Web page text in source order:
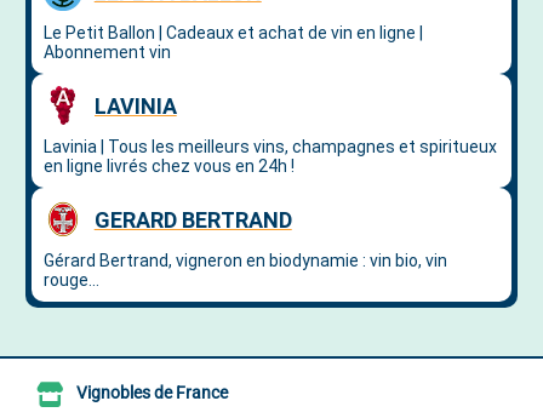
Vignobles de France